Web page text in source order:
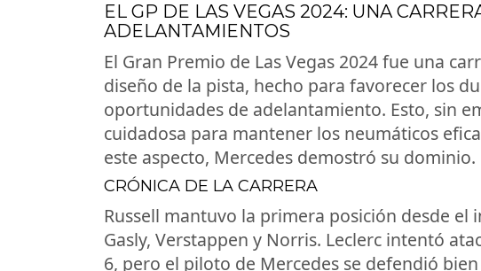
EL GP DE LAS VEGAS 2024: UNA
ADELANTAMIENTOS
El Gran Premio de Las Vegas 2024 fue una
diseño de la pista, hecho para favorecer los
oportunidades de adelantamiento. Esto, sin
cuidadosa para mantener los neumáticos
este aspecto, Mercedes demostró su dominio.
CRÓNICA DE LA CARRERA
Russell mantuvo la primera posición desde el
Gasly, Verstappen y Norris. Leclerc intentó
6, pero el piloto de Mercedes se defendió